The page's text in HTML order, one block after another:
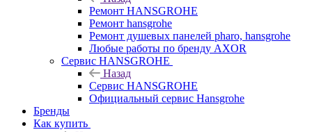
Ремонт HANSGROHE
Ремонт hansgrohe
Ремонт душевых панелей pharo, hansgrohe
Любые работы по бренду AXOR
Сервис HANSGROHE
Назад
Сервис HANSGROHE
Официальный сервис Hansgrohe
Бренды
Как купить